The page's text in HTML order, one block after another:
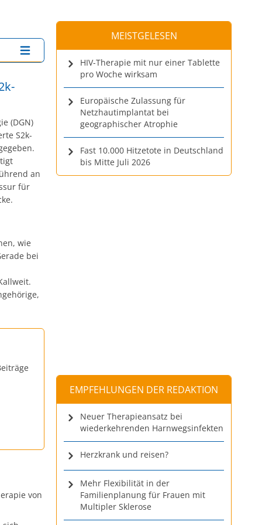
(DGN)
S2k-
an
für
wie
bei
von
MEISTGELESEN
HIV-Therapie mit nur einer Tablette
pro Woche wirksam
Europäische Zulassung für
Netzhautimplantat bei
geographischer Atrophie
Fast 10.000 Hitzetote in Deutschland
bis Mitte Juli 2026
EMPFEHLUNGEN DER REDAKTION
Neuer Therapieansatz bei
wiederkehrenden Harnwegsinfekten
Herzkrank und reisen?
Mehr Flexibilität in der
Familienplanung für Frauen mit
Multipler Sklerose